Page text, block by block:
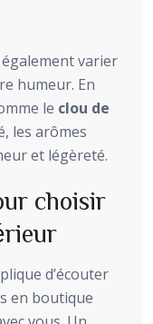
varier
humeur. En
le clou de
les arômes
et légèreté.
choisir
d’écouter
en boutique